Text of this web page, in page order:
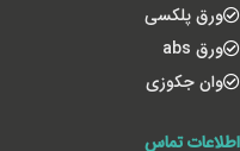
ورق پلکسی
ورق abs
وان جکوزی
اطلاعات تماس